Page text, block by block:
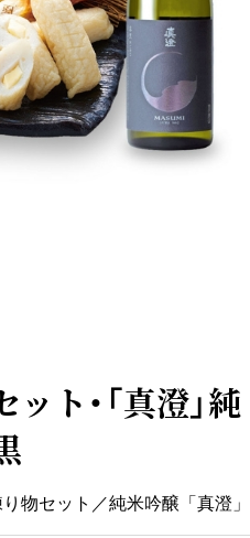
ト・「真澄」純
物セット／純米吟醸「真澄」